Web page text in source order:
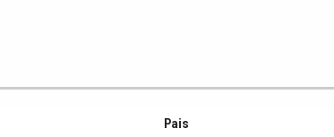
Pais